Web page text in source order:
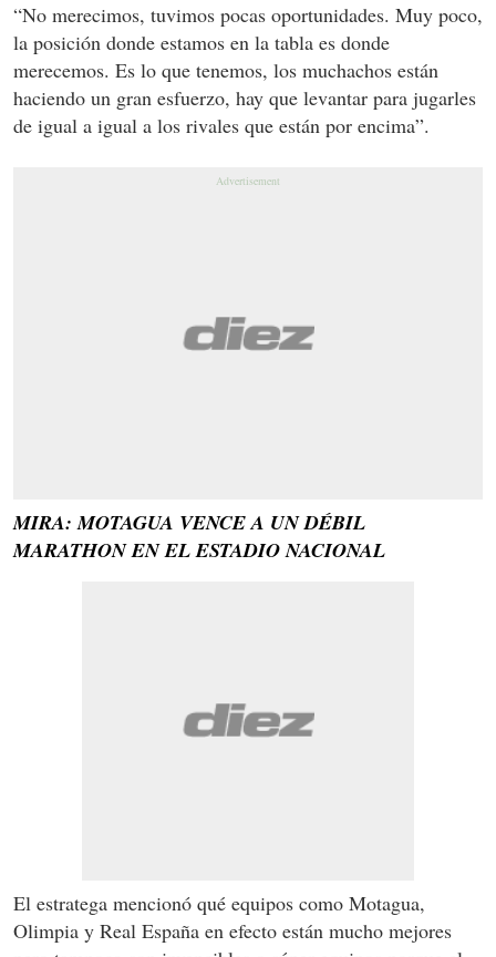
“No merecimos, tuvimos pocas oportunidades. Muy poco,
la posición donde estamos en la tabla es donde
merecemos. Es lo que tenemos, los muchachos están
haciendo un gran esfuerzo, hay que levantar para jugarles
de igual a igual a los rivales que están por encima”.
MIRA: MOTAGUA VENCE A UN DÉBIL
MARATHON EN EL ESTADIO NACIONAL
El estratega mencionó qué equipos como Motagua,
Olimpia y Real España en efecto están mucho mejores